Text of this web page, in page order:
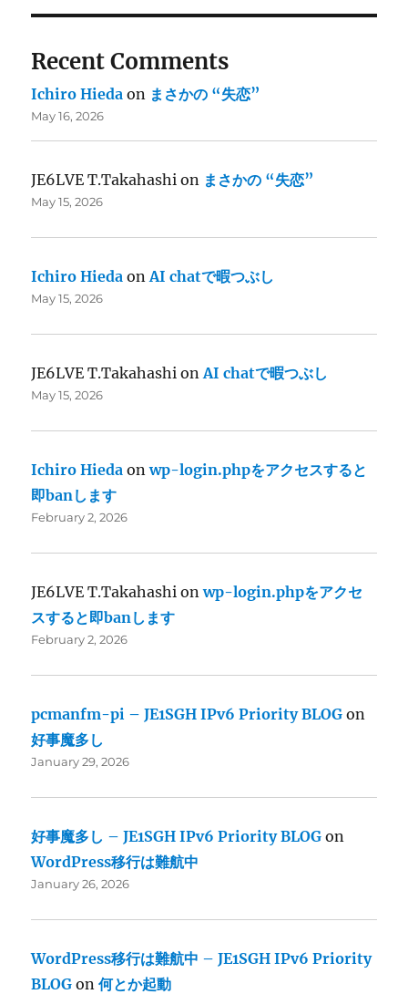
Recent Comments
Ichiro Hieda on まさかの “失恋”
May 16, 2026
JE6LVE T.Takahashi on まさかの “失恋”
May 15, 2026
Ichiro Hieda onAI chatで暇つぶし
May 15, 2026
JE6LVE T.Takahashi onAI chatで暇つぶし
May 15, 2026
Ichiro Hieda onwp-login.phpをアクセスすると
即banします
February 2, 2026
JE6LVE T.Takahashi onwp-login.phpをアクセ
スすると即banします
February 2, 2026
pcmanfm-pi – JE1SGH IPv6 Priority BLOG on
好事魔多し
January 29, 2026
好事魔多し – JE1SGH IPv6 Priority BLOG on
WordPress移行は難航中
January 26, 2026
WordPress移行は難航中 – JE1SGH IPv6 Priority
BLOG on何とか起動